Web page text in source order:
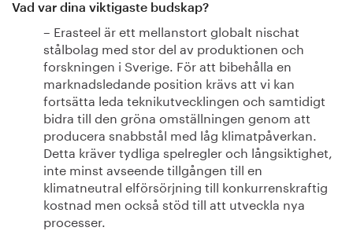
Vad var dina viktigaste budskap?
– Erasteel är ett mellanstort globalt nischat
stålbolag med stor del av produktionen och
forskningen i Sverige. För att bibehålla en
marknadsledande position krävs att vi kan
fortsätta leda teknikutvecklingen och samtidigt
bidra till den gröna omställningen genom att
producera snabbstål med låg klimatpåverkan.
Detta kräver tydliga spelregler och långsiktighet,
inte minst avseende tillgången till en
klimatneutral elförsörjning till konkurrenskraftig
kostnad men också stöd till att utveckla nya
processer.